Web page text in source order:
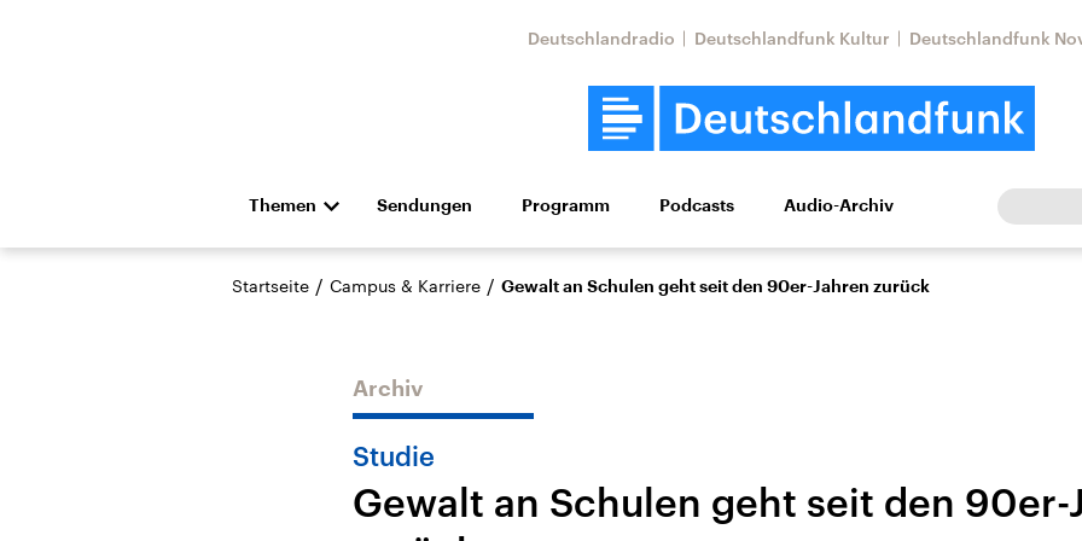
Deutschlandradio Deutschlandfunk Kultur Deutschlandfunk
Themen
Die Nachrichten Politik Wirtschaft Wissen Kultur Europa
Hörspiel und Feature Musik
Landtagswahl Sachsen-
USA
Nahostkonflikt
Aktuelle Lage und
Iran
Sendungen Programm Podcasts Audio-Archiv
Startseite / Campus & Karriere / Gewalt an Schulen geht seit den 90er-Jahren zurück
Archiv
Studie
Gewalt an Schulen geht seit den 90er-